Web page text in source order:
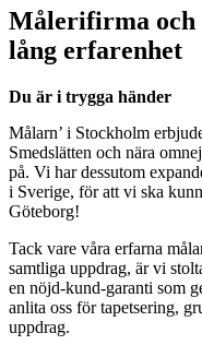
Målerifirma och
lång erfarenhet
Du är i trygga händer
Målarn’ i Stockholm
Smedslätten och nära
på. Vi har dessutom
i Sverige, för att vi ska
Göteborg!
Tack vare våra erfarna
samtliga uppdrag, är vi
en nöjd-kund-garanti som
anlita oss för tapetsering,
uppdrag.